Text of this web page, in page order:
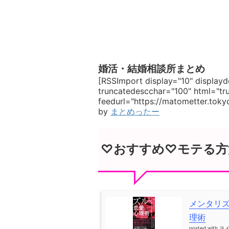
婚活・結婚相談所まとめ
[RSSImport display="10"
truncatedescchar="100"
feedurl="https://
by まとめったー
♡おすすめ♡モテる方
メンタリ
理術